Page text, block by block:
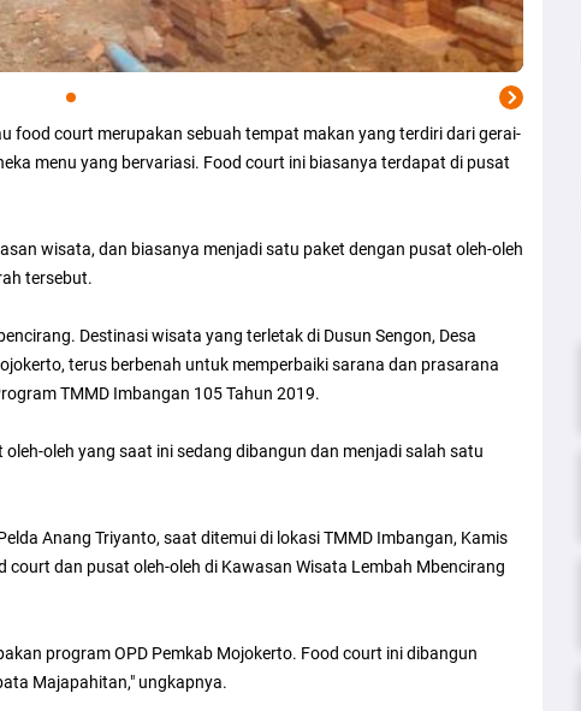
food court merupakan sebuah tempat makan yang terdiri dari gerai-
menu yang bervariasi. Food court ini biasanya terdapat di pusat
wisata, dan biasanya menjadi satu paket dengan pusat oleh-oleh
tersebut.
Destinasi wisata yang terletak di Dusun Sengon, Desa
terus berbenah untuk memperbaiki sarana dan prasarana
TMMD Imbangan 105 Tahun 2019.
oleh yang saat ini sedang dibangun dan menjadi salah satu
Anang Triyanto, saat ditemui di lokasi TMMD Imbangan, Kamis
dan pusat oleh-oleh di Kawasan Wisata Lembah Mbencirang
program OPD Pemkab Mojokerto. Food court ini dibangun
Majapahitan," ungkapnya.